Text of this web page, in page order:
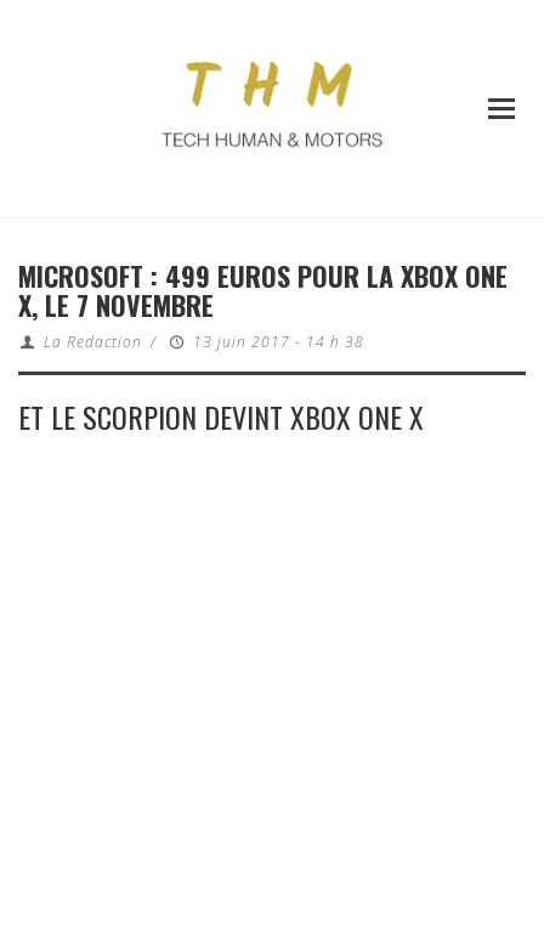
MICROSOFT : 499 EUROS POUR LA XBOX ONE
X, LE 7 NOVEMBRE
La Redaction / 13 juin 2017 - 14 h 38
ET LE SCORPION DEVINT XBOX ONE X